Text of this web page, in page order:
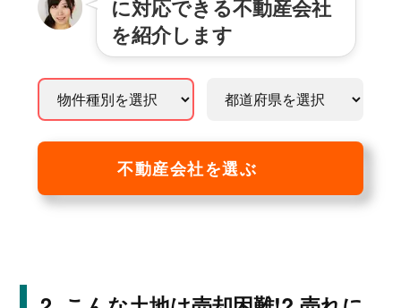
に対応できる不動産会社
を紹介します
不動産会社を選ぶ